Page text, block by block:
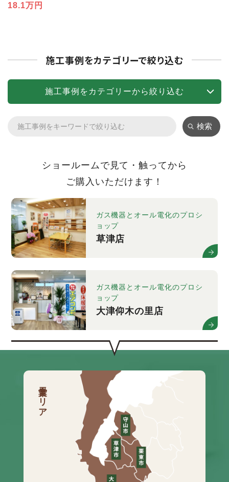
18.1万円
施工事例をカテゴリーで絞り込む
施工事例をカテゴリーから絞り込む
検索
ショールームで見て・触ってから
ご購入いただけます！
ガス機器とオール電化のプロシ
ョップ
草津店
ガス機器とオール電化のプロシ
ョップ
大津仰木の里店
営業エリア